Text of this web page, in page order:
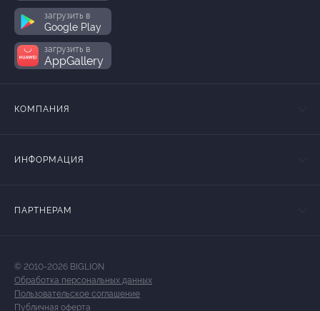
загрузить в
Google Play
загрузить в
AppGallery
КОМПАНИЯ
ИНФОРМАЦИЯ
ПАРТНЕРАМ
© 2010-2026 BIGLION
Обработка персональных данных
Пользовательское соглашение
Публичная оферта